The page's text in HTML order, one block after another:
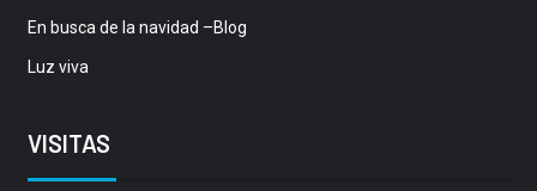
En busca de la navidad –Blog
Luz viva
VISITAS